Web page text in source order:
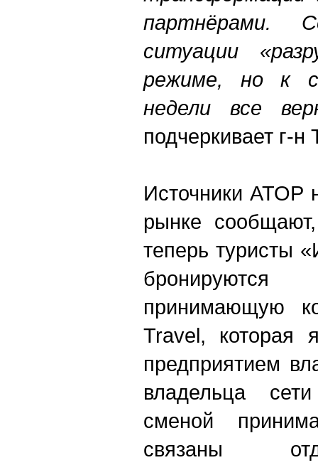
партнёрами.
ситуации
режиме, но к
недели все
подчеркивает г-н
Источники АТОР
рынке
теперь туристы
принимающую
Travel, которая
предприятием
владельца
сменой
связаны